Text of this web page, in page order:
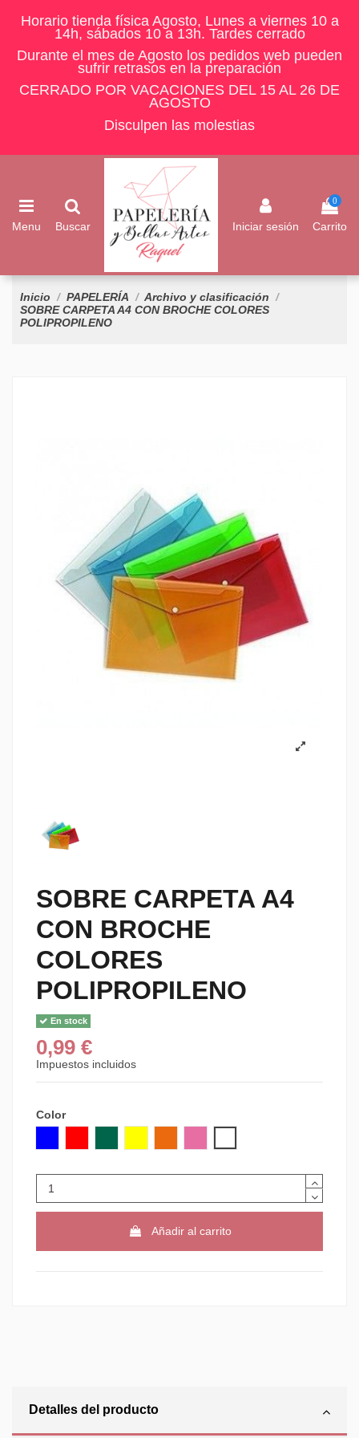
Horario tienda física Agosto, Lunes a viernes 10 a
14h, sábados 10 a 13h. Tardes cerrado
Durante el mes de Agosto los pedidos web pueden
sufrir retrasos en la preparación
CERRADO POR VACACIONES DEL 15 AL 26 DE
AGOSTO
Disculpen las molestias
Menu Buscar Iniciar sesión
0
Carrito
Inicio PAPELERÍA
Archivo y clasificación
SOBRE CARPETA A4 CON BROCHE COLORES
POLIPROPILENO
SOBRE CARPETA A4
CON BROCHE
COLORES
POLIPROPILENO
En stock
0,99 €
Impuestos incluidos
Color
Añadir al carrito
Detalles del producto